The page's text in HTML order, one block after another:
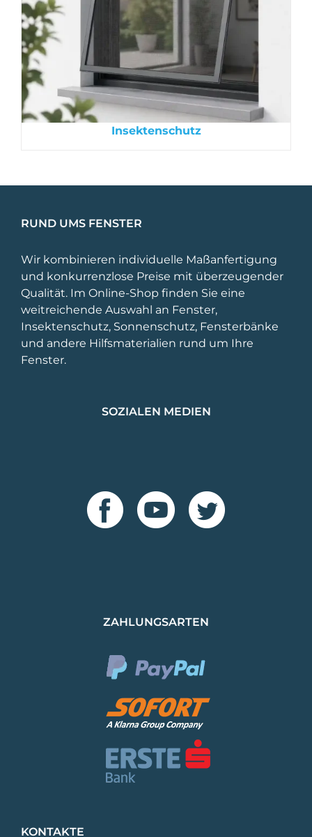
Insektenschutz
RUND UMS FENSTER
Wir kombinieren individuelle Maßanfertigung
und konkurrenzlose Preise mit überzeugender
Qualität. Im Online-Shop finden Sie eine
weitreichende Auswahl an Fenster,
Insektenschutz, Sonnenschutz, Fensterbänke
und andere Hilfsmaterialien rund um Ihre
Fenster.
SOZIALEN MEDIEN
ZAHLUNGSARTEN
KONTAKTE